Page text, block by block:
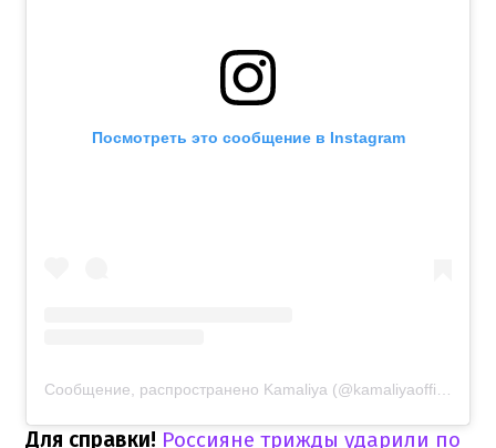
Посмотреть это сообщение в Instagram
Для справки! Россияне трижды ударили по